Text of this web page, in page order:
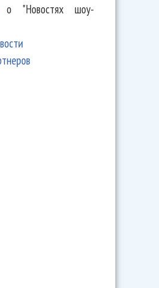
о "Новостях шоу-